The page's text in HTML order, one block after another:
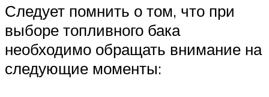
Следует помнить о том, что при
выборе топливного бака
необходимо обращать внимание на
следующие моменты: